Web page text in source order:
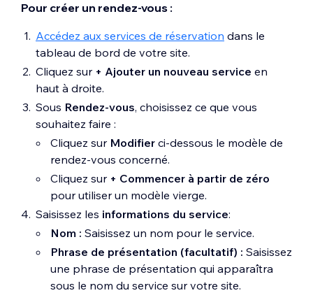
Pour créer un rendez-vous :
Accédez aux services de réservation dans le
tableau de bord de votre site.
Cliquez sur + Ajouter un nouveau service en
haut à droite.
Sous Rendez-vous, choisissez ce que vous
souhaitez faire :
Cliquez sur Modifier ci-dessous le modèle de
rendez-vous concerné.
Cliquez sur + Commencer à partir de zéro
pour utiliser un modèle vierge.
Saisissez les informations du service:
Nom : Saisissez un nom pour le service.
Phrase de présentation (facultatif) : Saisissez
une phrase de présentation qui apparaîtra
sous le nom du service sur votre site.